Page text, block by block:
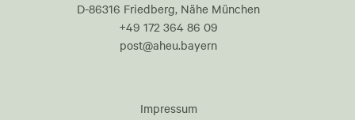
D-86316 Friedberg, Nähe München
+49 172 364 86 09
post@aheu.bayern
Impressum